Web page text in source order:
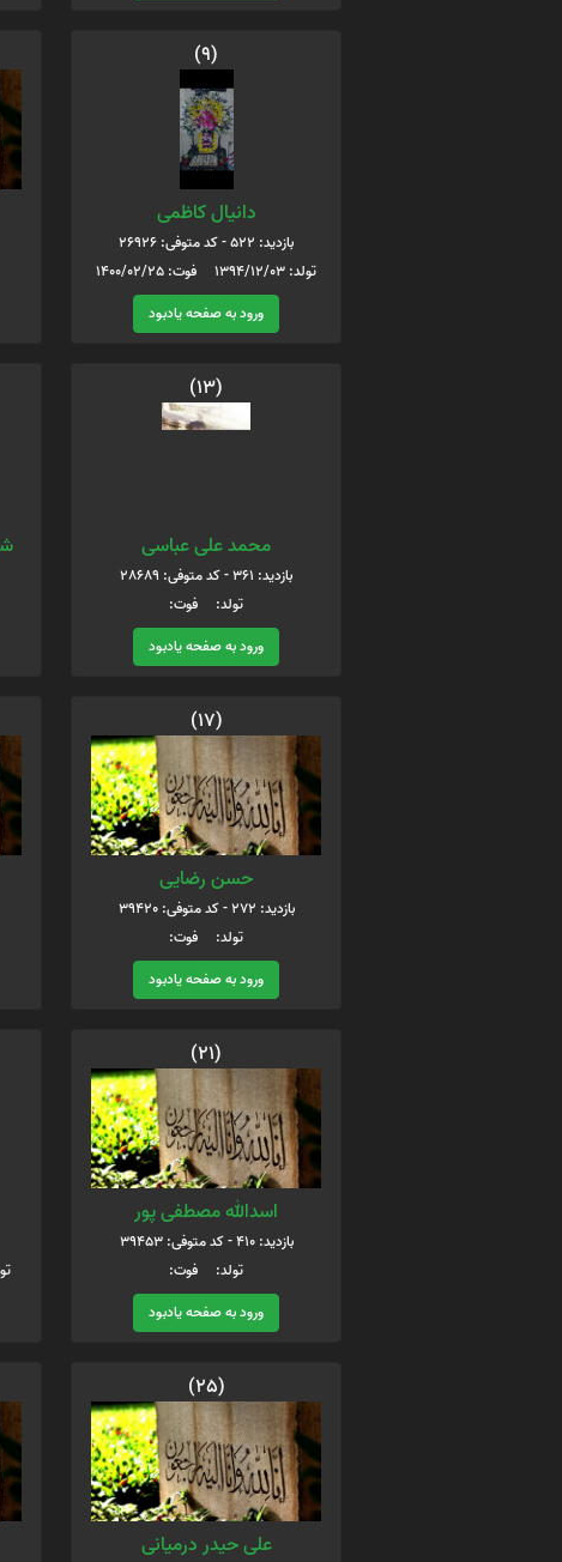
(9)
دانیال کاظمی
بازدید: 522 - کد متوفی: 26926
تولد: 1394/12/03 فوت: 1400/02/25
ورود به صفحه یادبود
(13)
محمد علی عباسی
بازدید: 361 - کد متوفی: 28689
تولد: فوت:
ورود به صفحه یادبود
(17)
حسن رضایی
بازدید: 272 - کد متوفی: 39420
تولد: فوت:
ورود به صفحه یادبود
(21)
اسدالله مصطفی پور
بازدید: 410 - کد متوفی: 39453
تولد: فوت:
ورود به صفحه یادبود
تولد:
(25)
علی حیدر درمیانی